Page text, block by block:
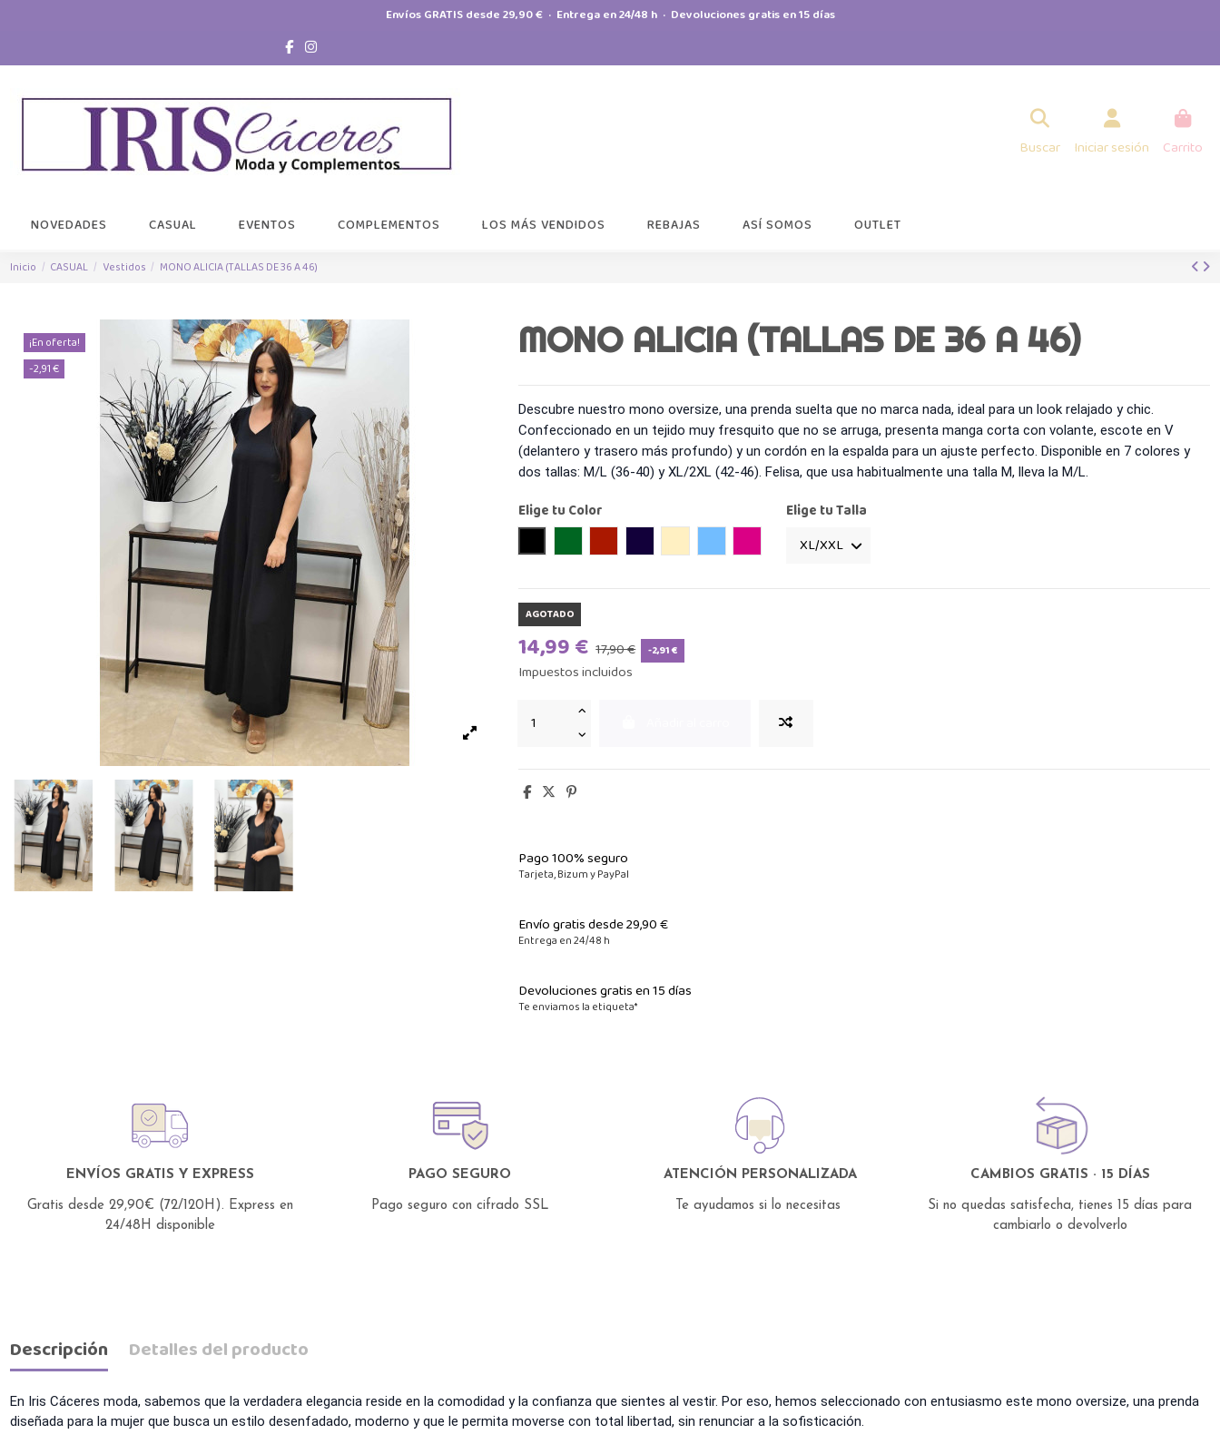
Envíos GRATIS desde 29,90 € · Entrega en 24/48 h · Devoluciones gratis en 15 días
Buscar Iniciar sesión Carrito
NOVEDADES CASUAL EVENTOS COMPLEMENTOS LOS MÁS VENDIDOS REBAJAS ASÍ SOMOS OUTLET
Inicio CASUAL Vestidos MONO ALICIA (TALLAS DE 36 A 46)
¡En oferta!
-2,91 €
MONO ALICIA (TALLAS DE 36 A 46)
Descubre nuestro mono oversize, una prenda suelta que no marca nada, ideal para un look relajado y chic.
Confeccionado en un tejido muy fresquito que no se arruga, presenta manga corta con volante, escote en V
(delantero y trasero más profundo) y un cordón en la espalda para un ajuste perfecto. Disponible en 7 colores y
dos tallas: M/L (36-40) y XL/2XL (42-46). Felisa, que usa habitualmente una talla M, lleva la M/L.
Elige tu Color
Buganvilla
Elige tu Talla
AGOTADO
14,99 € 17,90 € -2,91 €
Impuestos incluidos
Pago 100% seguro
Tarjeta, Bizum y PayPal
Envío gratis desde 29,90 €
Entrega en 24/48 h
Devoluciones gratis en 15 días
Te enviamos la etiqueta*
ENVÍOS GRATIS Y EXPRESS
Gratis desde 29,90€ (72/120H). Express en
24/48H disponible
PAGO SEGURO
Pago seguro con cifrado SSL
ATENCIÓN PERSONALIZADA
Te ayudamos si lo necesitas
CAMBIOS GRATIS · 15 DÍAS
Si no quedas satisfecha, tienes 15 días para
cambiarlo o devolverlo
Descripción Detalles del producto
En Iris Cáceres moda, sabemos que la verdadera elegancia reside en la comodidad y la confianza que sientes al vestir. Por eso, hemos seleccionado con entusiasmo este mono oversize, una prenda
diseñada para la mujer que busca un estilo desenfadado, moderno y que le permita moverse con total libertad, sin renunciar a la sofisticación.